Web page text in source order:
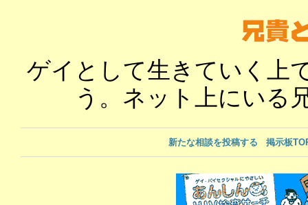
ゲイとして生きていく上
う。ネット上にいる
新たな相談を投稿する 掲示板